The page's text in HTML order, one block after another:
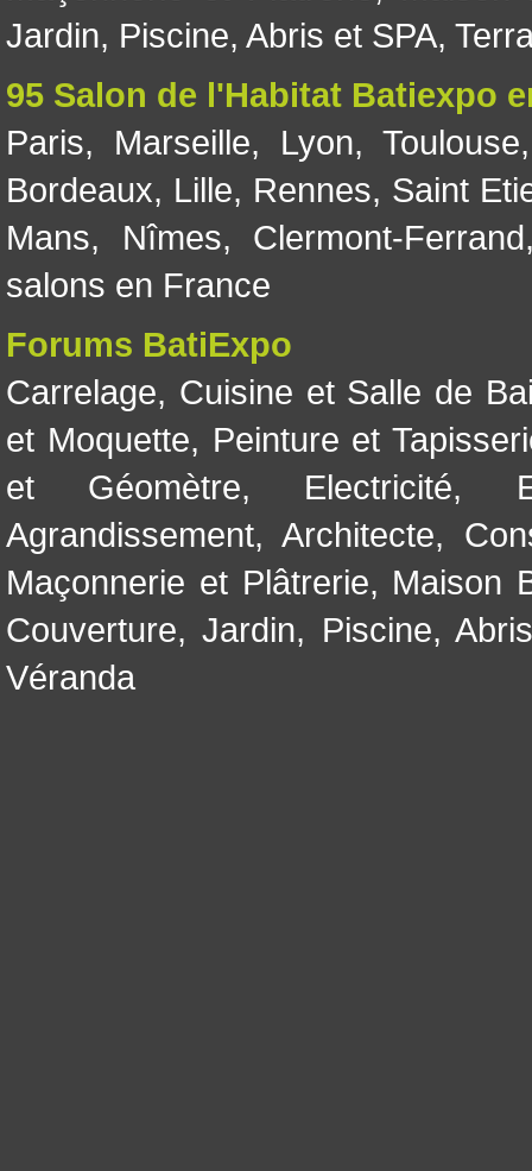
Jardin, Piscine, Abris et SPA,
95 Salon de l'Habitat Batiexpo
Paris, Marseille, Lyon, Toulouse
Bordeaux, Lille, Rennes, Saint
Mans, Nîmes, Clermont-Ferrand
salons en France
Forums BatiExpo
Carrelage, Cuisine et Salle de
et Moquette, Peinture et
et Géomètre, Electricité,
Agrandissement, Architecte,
Maçonnerie et Plâtrerie, Maison
Couverture,Jardin, Piscine,
Véranda